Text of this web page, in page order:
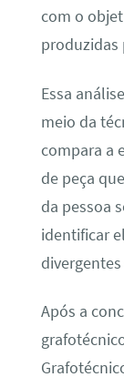
com o
produzidas
Essa
meio da
compara a
de peça
da pessoa
identificar
Após a